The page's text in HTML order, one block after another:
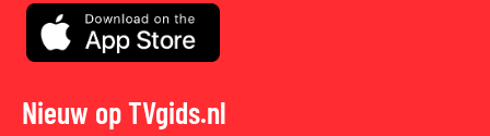
Nieuw op TVgids.nl